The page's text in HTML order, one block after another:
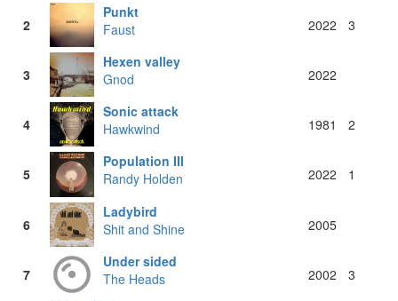
2
Punkt
Faust
2022 3
3
Hexen valley
Gnod
2022
4
Sonic attack
Hawkwind
1981 2
5
Population III
Randy Holden
2022 1
6
Ladybird
Shit and Shine
2005
7
Under sided
The Heads
2002 3